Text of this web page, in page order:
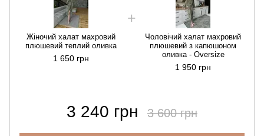
Жіночий халат махровий
плюшевий теплий оливка
1 650 грн
Чоловічий халат махровий
плюшевий з капюшоном
оливка - Oversize
1 950 грн
3 240 грн 3 600 грн